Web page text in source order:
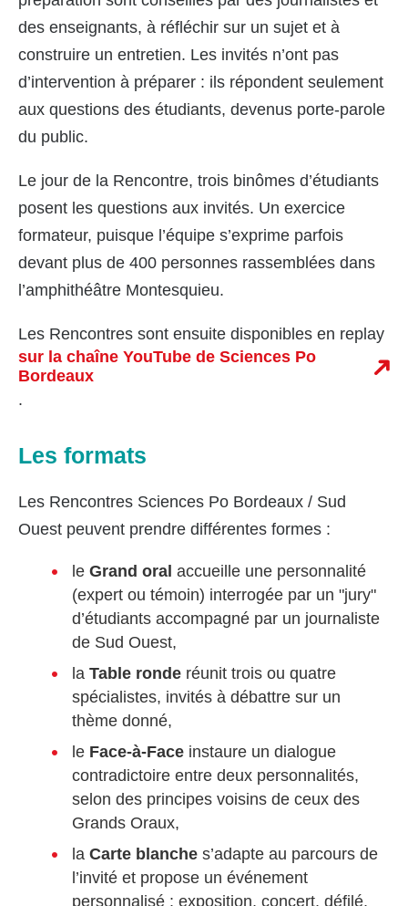
des enseignants, à réfléchir sur un sujet et à
construire un entretien. Les invités n’ont pas
d’intervention à préparer : ils répondent seulement
aux questions des étudiants, devenus porte-parole
du public.
Le jour de la Rencontre, trois binômes d’étudiants
posent les questions aux invités. Un exercice
formateur, puisque l’équipe s’exprime parfois
devant plus de 400 personnes rassemblées dans
l’amphithéâtre Montesquieu.
Les Rencontres sont ensuite disponibles en replay
sur la chaîne YouTube de Sciences Po
Bordeaux
.
Les formats
Les Rencontres Sciences Po Bordeaux / Sud
Ouest peuvent prendre différentes formes :
le Grand oral accueille une personnalité
(expert ou témoin) interrogée par un "jury"
d’étudiants accompagné par un journaliste
de Sud Ouest,
la Table ronderéunit trois ou quatre
spécialistes, invités à débattre sur un
thème donné,
le Face-à-Faceinstaure un dialogue
contradictoire entre deux personnalités,
selon des principes voisins de ceux des
Grands Oraux,
la Carte blanches’adapte au parcours de
l’invité et propose un événement
personnalisé : exposition, concert, défilé,